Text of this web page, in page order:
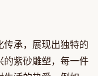
传承，展现出独特的
的紫砂雕塑，每一件